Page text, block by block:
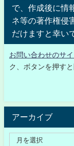
で、作成後に情
ネ等の著作権侵
だけますと幸い
お問い合わせのサ
ク、ボタンを押す
アーカイブ